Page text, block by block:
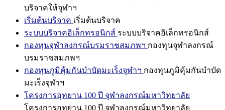
บริจาคให้จุฬาฯ
เริ่มต้นบริจาค เริ่มต้นบริจาค
ระบบบริจาคอิเล็กทรอนิกส์ ระบบบริจาคอิเล็กทรอนิกส์
กองทุนจุฬาลงกรณ์บรมราชสมภพฯ กองทุนจุฬาลงกรณ์
บรมราชสมภพฯ
กองทุนภูมิคุ้มกันบำบัดมะเร็งจุฬาฯ กองทุนภูมิคุ้มกันบำบัด
มะเร็งจุฬาฯ
โครงการอุทยาน 100 ปี จุฬาลงกรณ์มหาวิทยาลัย
โครงการอุทยาน 100 ปี จุฬาลงกรณ์มหาวิทยาลัย